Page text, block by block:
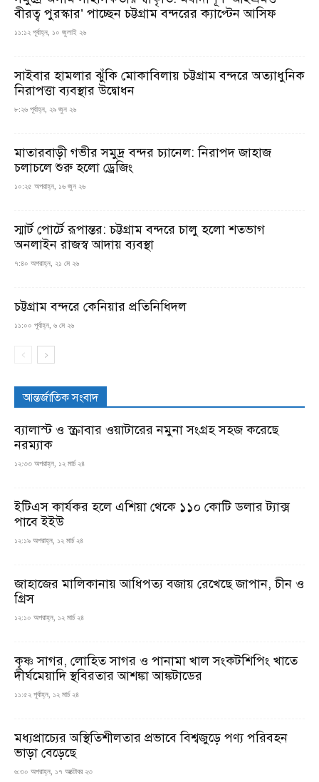
বীরত্ব পুরস্কার’ পাচ্ছেন চট্টগ্রাম বন্দরের ক্যাপ্টেন আসিফ
১১:১২ পূর্বাহ্ন, ১০ জুলাই ২৬
সাইবার হামলার ঝুঁকি মোকাবিলায় চট্টগ্রাম বন্দরে অত্যাধুনিক
নিরাপত্তা ব্যবস্থার উদ্বোধন
৮:২৬ পূর্বাহ্ন, ২৯ জুন ২৬
মাতারবাড়ী গভীর সমুদ্র বন্দর চ্যানেল: নিরাপদ জাহাজ
চলাচলে শুরু হলো ড্রেজিং
১০:২৫ অপরাহ্ন, ১৬ জুন ২৬
স্মার্ট পোর্টে রূপান্তর: চট্টগ্রাম বন্দরে চালু হলো শতভাগ
অনলাইন রাজস্ব আদায় ব্যবস্থা
৭:৪০ অপরাহ্ন, ২১ মে ২৬
চট্টগ্রাম বন্দরে কেনিয়ার প্রতিনিধিদল
১১:০০ পূর্বাহ্ন, ৬ মে ২৬
আন্তর্জাতিক সংবাদ
ব্যালাস্ট ও স্ক্রাবার ওয়াটারের নমুনা সংগ্রহ সহজ করেছে
নরম্যাক
১২:৩৩ অপরাহ্ন, ১২ মার্চ ২৪
ইটিএস কার্যকর হলে এশিয়া থেকে ১১০ কোটি ডলার ট্যাক্স
পাবে ইইউ
১২:১৯ অপরাহ্ন, ১২ মার্চ ২৪
জাহাজের মালিকানায় আধিপত্য বজায় রেখেছে জাপান, চীন ও
গ্রিস
১২:১০ অপরাহ্ন, ১২ মার্চ ২৪
কৃষ্ণ সাগর, লোহিত সাগর ও পানামা খাল সংকটশিপিং খাতে
দীর্ঘমেয়াদি স্থবিরতার আশঙ্কা আঙ্কটাডের
১১:৫২ পূর্বাহ্ন, ১২ মার্চ ২৪
মধ্যপ্রাচ্যের অস্থিতিশীলতার প্রভাবে বিশ্বজুড়ে পণ্য পরিবহন
ভাড়া বেড়েছে
৬:৩০ অপরাহ্ন, ১৭ অক্টোবর ২৩